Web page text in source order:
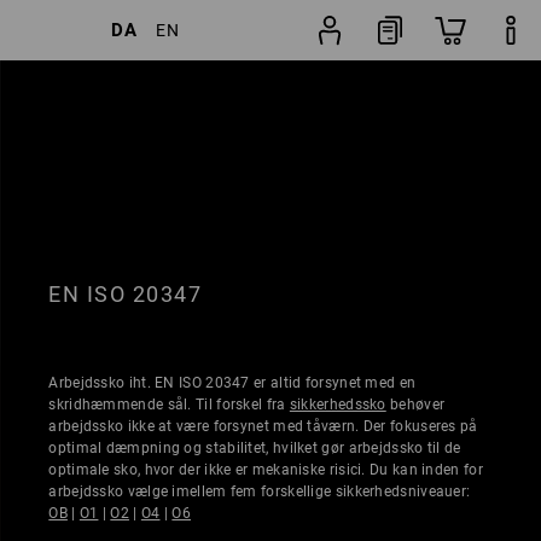
DA EN
EN ISO 20347
Arbejdssko iht. EN ISO 20347 er altid forsynet med en
skridhæmmende sål. Til forskel fra sikkerhedssko behøver
arbejdssko ikke at være forsynet med tåværn. Der fokuseres på
optimal dæmpning og stabilitet, hvilket gør arbejdssko til de
optimale sko, hvor der ikke er mekaniske risici. Du kan inden for
arbejdssko vælge imellem fem forskellige sikkerhedsniveauer:
OB| O1 |O2| O4 |O6